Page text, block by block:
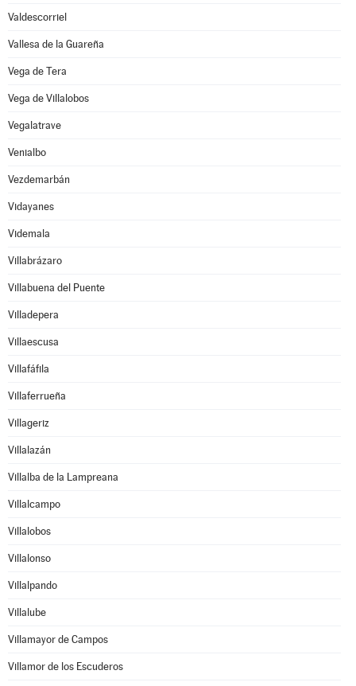
Valdescorriel
Vallesa de la Guareña
Vega de Tera
Vega de Villalobos
Vegalatrave
Venialbo
Vezdemarbán
Vidayanes
Videmala
Villabrázaro
Villabuena del Puente
Villadepera
Villaescusa
Villafáfila
Villaferrueña
Villageriz
Villalazán
Villalba de la Lampreana
Villalcampo
Villalobos
Villalonso
Villalpando
Villalube
Villamayor de Campos
Villamor de los Escuderos